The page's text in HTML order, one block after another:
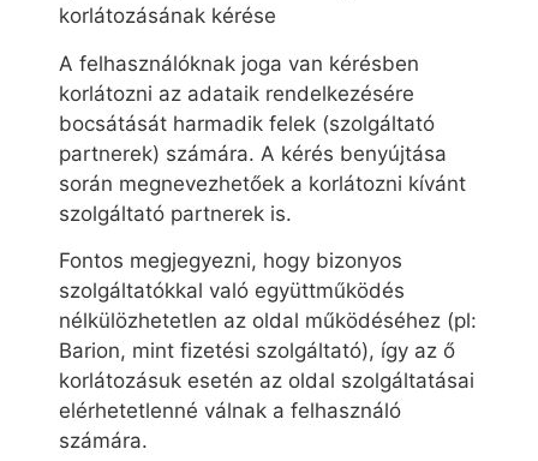
korlátozásának kérése
A felhasználóknak joga van kérésben
korlátozni az adataik rendelkezésére
bocsátását harmadik felek (szolgáltató
partnerek) számára. A kérés benyújtása
során megnevezhetőek a korlátozni kívánt
szolgáltató partnerek is.
Fontos megjegyezni, hogy bizonyos
szolgáltatókkal való együttműködés
nélkülözhetetlen az oldal működéséhez (pl:
Barion, mint fizetési szolgáltató), így az ő
korlátozásuk esetén az oldal szolgáltatásai
elérhetetlenné válnak a felhasználó
számára.